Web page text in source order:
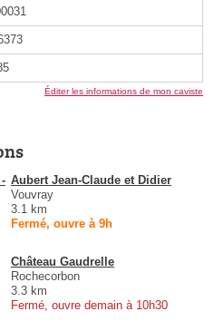
Éditer les informations de mon caviste
Aubert Jean-Claude et Didier
Vouvray
3.1 km
Fermé, ouvre à 9h
Château Gaudrelle
Rochecorbon
3.3 km
Fermé, ouvre demain à 10h30